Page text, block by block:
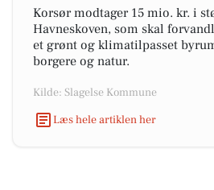
Korsør modtager 15 mio. kr. i
Havneskoven, som skal
et grønt og klimatilpasset
borgere og natur.
Kilde: Slagelse Kommune
Læs hele artiklen her